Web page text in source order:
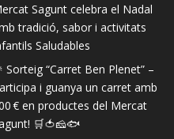
Sagunt celebra el Nadal
tradició, sabor i activitats
Saludables
Sorteig “Carret Ben Plenet” –
i guanya un carret amb
€ en productes del Mercat
🛒🍅🧀🐟